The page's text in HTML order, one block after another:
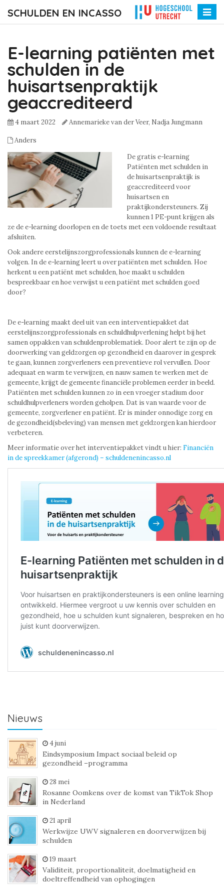
SCHULDEN EN INCASSO
Toggle
E-learning patiënten met
schulden in de
huisartsenpraktijk
geaccrediteerd
4 maart 2022 Annemarieke van der Veer, Nadja Jungmann
Anders
De gratis e-learning
Patiënten met schulden in
de huisartsenpraktijk is
geaccrediteerd voor
huisartsen en
praktijkondersteuners. Zij
kunnen 1 PE-punt krijgen als
ze de e-learning doorlopen en de toets met een voldoende resultaat
afsluiten.
Ook andere eerstelijnszorgprofessionals kunnen de e-learning
volgen. In de e-learning leert u over patiënten met schulden. Hoe
herkent u een patiënt met schulden, hoe maakt u schulden
bespreekbaar en hoe verwijst u een patiënt met schulden goed
door?
De e-learning maakt deel uit van een interventiepakket dat
eerstelijnszorgprofessionals en schuldhulpverlening helpt bij het
samen oppakken van schuldenproblematiek. Door alert te zijn op de
doorwerking van geldzorgen op gezondheid en daarover in gesprek
te gaan, kunnen zorgverleners een preventieve rol vervullen. Door
adequaat en warm te verwijzen, en nauw samen te werken met de
gemeente, krijgt de gemeente financiële problemen eerder in beeld.
Patiënten met schulden kunnen zo in een vroeger stadium door
schuldhulpverleners worden geholpen. Dat is van waarde voor de
gemeente, zorgverlener en patiënt. Er is minder onnodige zorg en
de gezondheid(sbeleving) van mensen met geldzorgen kan hierdoor
verbeteren.
Meer informatie over het interventiepakket vindt u hier: Financiën
in de spreekkamer (afgerond) – schuldenenincasso.nl
Nieuws
4 juni
Eindsymposium Impact sociaal beleid op
gezondheid –programma
28 mei
Rosanne Oomkens over de komst van TikTok Shop
in Nederland
21 april
Werkwijze UWV signaleren en doorverwijzen bij
schulden
19 maart
Validiteit, proportionaliteit, doelmatigheid en
doeltreffendheid van ophogingen